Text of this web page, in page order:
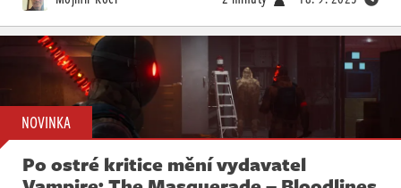
NOVINKA
Po ostré kritice mění vydavatel